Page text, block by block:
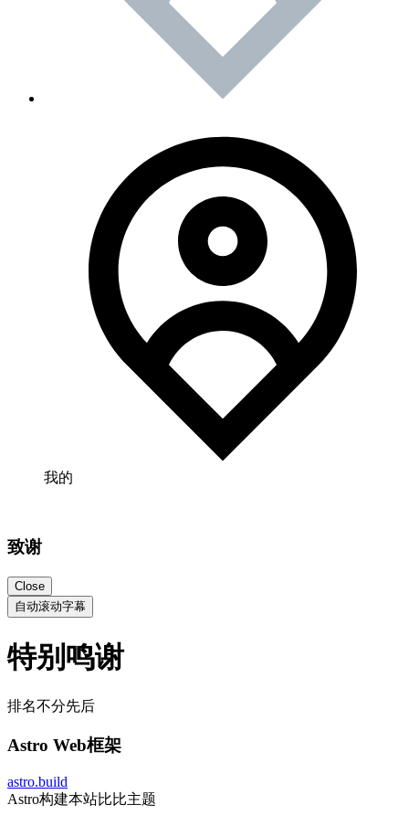
我的
致谢
Close
自动滚动字幕
特别鸣谢
排名不分先后
Astro Web框架
astro.build
Astro构建本站比比主题